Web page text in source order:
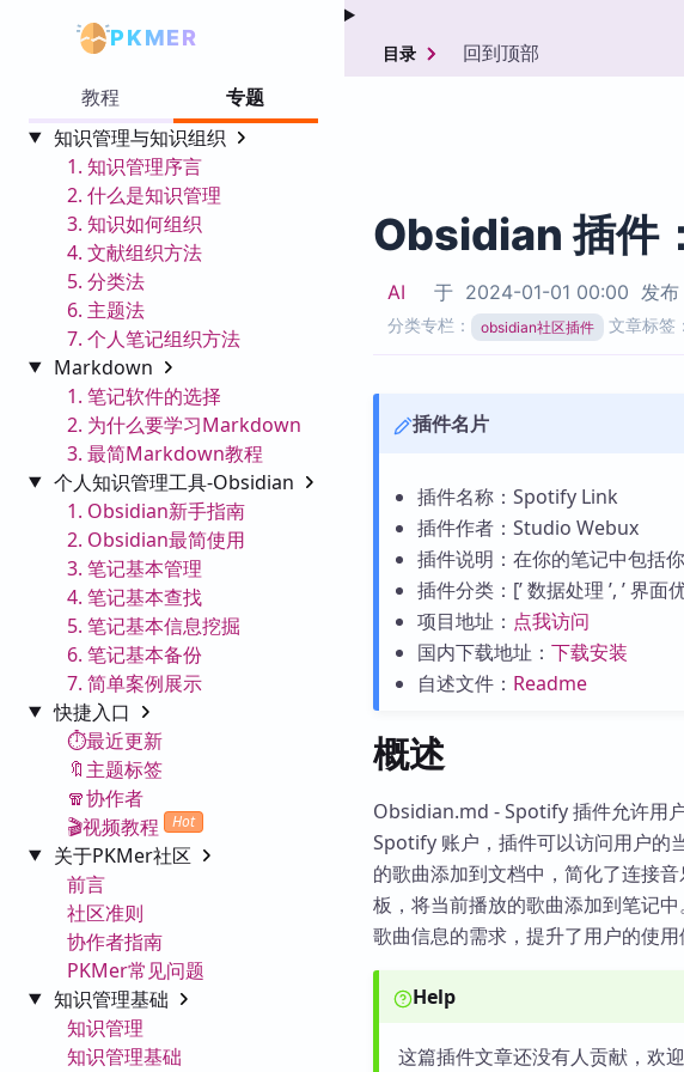
PKMER
教程
专题
知识管理与知识组织
1. 知识管理序言
2. 什么是知识管理
3. 知识如何组织
4. 文献组织方法
5. 分类法
6. 主题法
7. 个人笔记组织方法
Markdown
1. 笔记软件的选择
2. 为什么要学习Markdown
3. 最简Markdown教程
个人知识管理工具-Obsidian
1. Obsidian新手指南
2. Obsidian最简使用
3. 笔记基本管理
4. 笔记基本查找
5. 笔记基本信息挖掘
6. 笔记基本备份
7. 简单案例展示
快捷入口
⏱️最近更新
🔖主题标签
🧣协作者
🎬视频教程
Hot
关于PKMer社区
前言
社区准则
协作者指南
PKMer常见问题
知识管理基础
知识管理
知识管理基础
目录 回到顶部
Obsidian 插件
AI 于 2024-01-01 00:00 发布
分类专栏： obsidian社区插件 文章标签：
插件名片
插件名称：Spotify Link
插件作者：Studio Webux
插件说明：在你的笔记中包括
插件分类：[’ 数据处理 ’, ’ 界面
项目地址： 点我访问
国内下载地址： 下载安装
自述文件： Readme
概述
Obsidian.md - Spotify 插件允许用
Spotify 账户，插件可以访问用户的
的歌曲添加到文档中，简化了连接
板，将当前播放的歌曲添加到笔记
歌曲信息的需求，提升了用户的使用
Help
这篇插件文章还没有人贡献，欢迎